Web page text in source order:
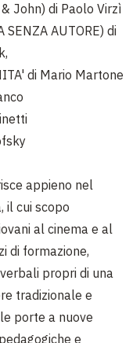
John) di Paolo Virzì
SENZA AUTORE) di
di Mario Martone
appieno nel
il cui scopo
al cinema e al
di formazione,
propri di una
tradizionale e
porte a nuove
e